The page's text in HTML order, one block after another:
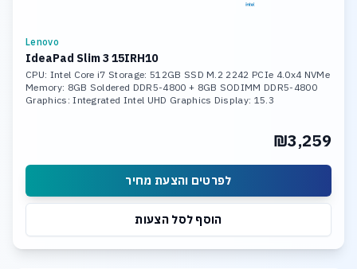
Lenovo
IdeaPad Slim 3 15IRH10
CPU: Intel Core i7 Storage: 512GB SSD M.2 2242 PCIe 4.0x4 NVMe
Memory: 8GB Soldered DDR5-4800 + 8GB SODIMM DDR5-4800
Graphics: Integrated Intel UHD Graphics Display: 15.3
₪3,259
לפרטים והצעת מחיר
הוסף לסל הצעות